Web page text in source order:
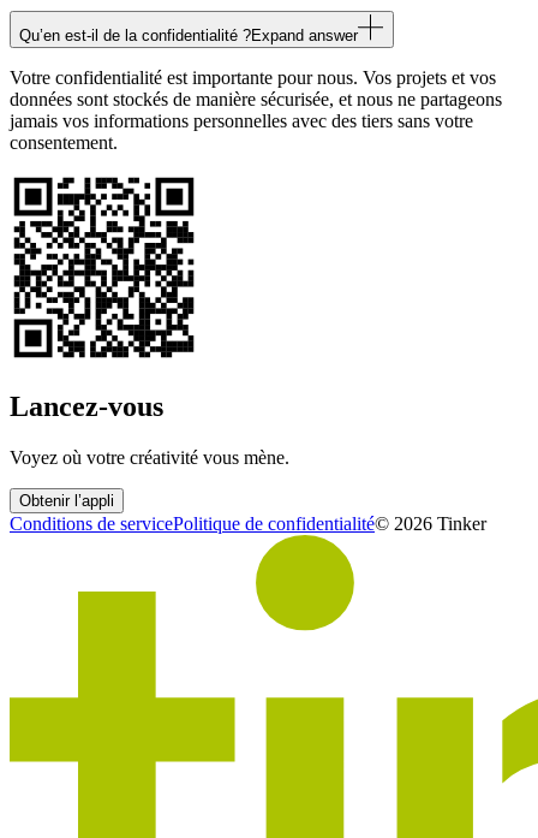
Qu’en est-il de la confidentialité ?Expand answer
Votre confidentialité est importante pour nous. Vos projets et vos
données sont stockés de manière sécurisée, et nous ne partageons
jamais vos informations personnelles avec des tiers sans votre
consentement.
Lancez-vous
Voyez où votre créativité vous mène.
Obtenir l’appli
Conditions de servicePolitique de confidentialité© 2026 Tinker